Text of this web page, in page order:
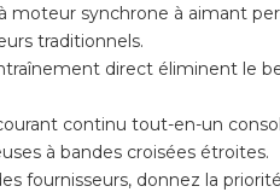
moteur synchrone à aimant
traditionnels.
direct éliminent le
continu tout-en-un
à bandes croisées étroites.
fournisseurs, donnez la